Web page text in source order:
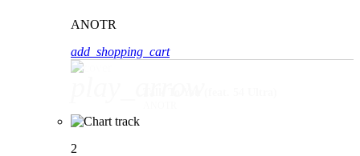
ANOTR
add_shopping_cart
2